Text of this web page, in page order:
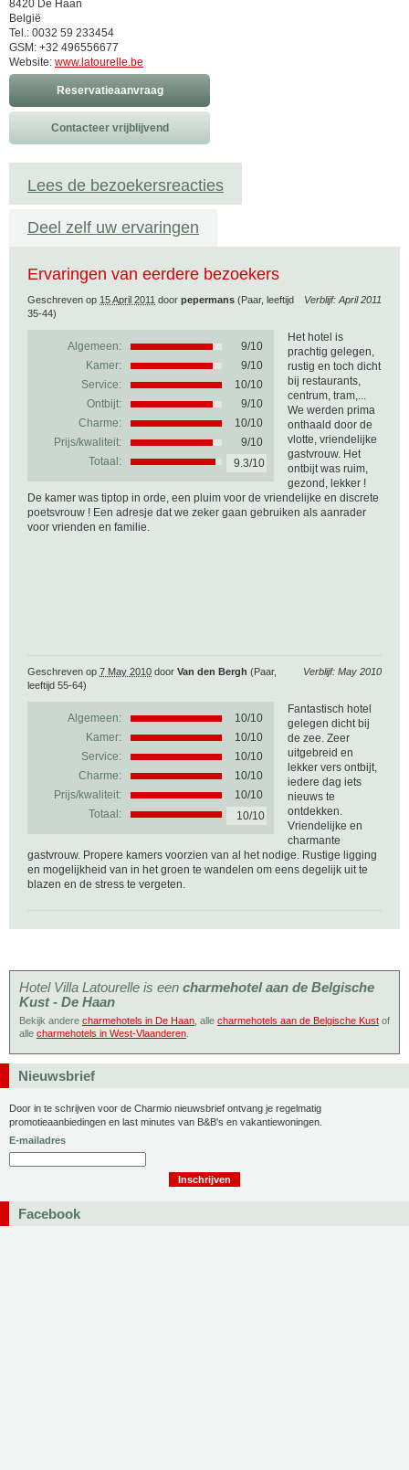
8420 De Haan
België
Tel.: 0032 59 233454
GSM: +32 496556677
Website: www.latourelle.be
Reservatieaanvraag
Contacteer vrijblijvend
Lees de bezoekersreacties
Deel zelf uw ervaringen
Ervaringen van eerdere bezoekers
Verblijf: April 2011
Geschreven op 15 April 2011 door pepermans (Paar, leeftijd
35-44)
Algemeen: 9/10
Kamer:
9/10
Service:
10/10
Ontbijt:
9/10
Charme:
10/10
Prijs/kwaliteit:
9/10
Totaal:
9.3/10
Het hotel is
prachtig gelegen,
rustig en toch dicht
bij restaurants,
centrum, tram,...
We werden prima
onthaald door de
vlotte, vriendelijke
gastvrouw. Het
ontbijt was ruim,
gezond, lekker !
De kamer was tiptop in orde, een pluim voor de vriendelijke en discrete
poetsvrouw ! Een adresje dat we zeker gaan gebruiken als aanrader
voor vrienden en familie.
Verblijf: May 2010
Geschreven op 7 May 2010 door Van den Bergh (Paar,
leeftijd 55-64)
Algemeen: 10/10
Kamer:
10/10
Service:
10/10
Charme:
10/10
Prijs/kwaliteit:
10/10
Totaal:
10/10
Fantastisch hotel
gelegen dicht bij
de zee. Zeer
uitgebreid en
lekker vers ontbijt,
iedere dag iets
nieuws te
ontdekken.
Vriendelijke en
charmante
gastvrouw. Propere kamers voorzien van al het nodige. Rustige ligging
en mogelijkheid van in het groen te wandelen om eens degelijk uit te
blazen en de stress te vergeten.
Hotel Villa Latourelle is een charmehotel aan de Belgische
Kust - De Haan
Bekijk andere charmehotels in De Haan , alle charmehotels aan de Belgische Kust of
alle charmehotels in West-Vlaanderen
Nieuwsbrief
Door in te schrijven voor de Charmio nieuwsbrief ontvang je regelmatig
promotieaanbiedingen en last minutes van B&B's en vakantiewoningen.
E-mailadres
Facebook